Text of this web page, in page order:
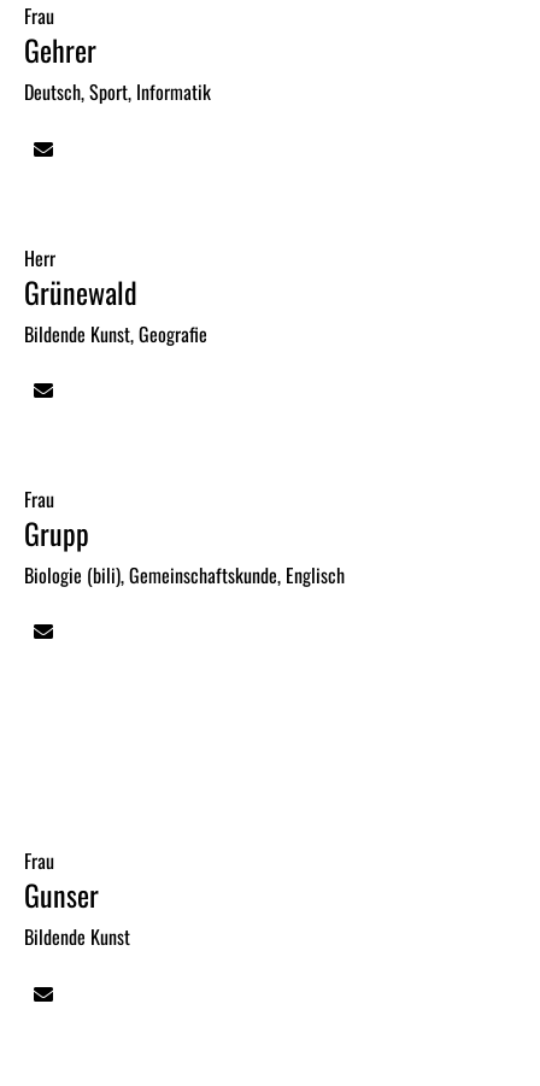
Frau
Gehrer
Deutsch, Sport, Informatik
Herr
Grünewald
Bildende Kunst, Geografie
Frau
Grupp
Biologie (bili), Gemeinschaftskunde, Englisch
Frau
Gunser
Bildende Kunst